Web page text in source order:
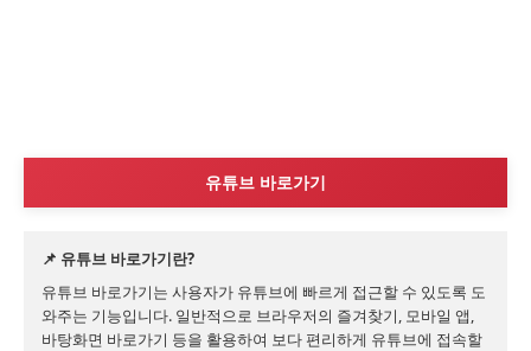
유튜브 바로가기
📌 유튜브 바로가기란?
유튜브 바로가기는 사용자가 유튜브에 빠르게 접근할 수 있도록 도
와주는 기능입니다. 일반적으로 브라우저의 즐겨찾기, 모바일 앱,
바탕화면 바로가기 등을 활용하여 보다 편리하게 유튜브에 접속할